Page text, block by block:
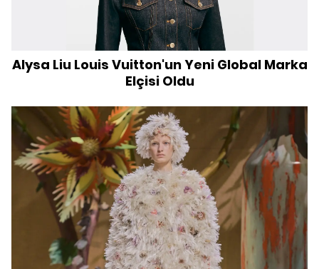
Alysa Liu Louis Vuitton'un Yeni Global Marka
Elçisi Oldu